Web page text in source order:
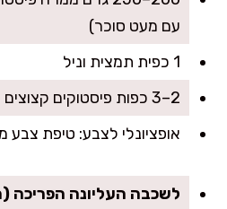
עם מעט סוכר)
1 כפית תמצית וניל
2–3 כפות פיסטוקים קצוצים קל
אופציונלי לצבע: טיפת צבע
לשכבה העליונה הפריכה